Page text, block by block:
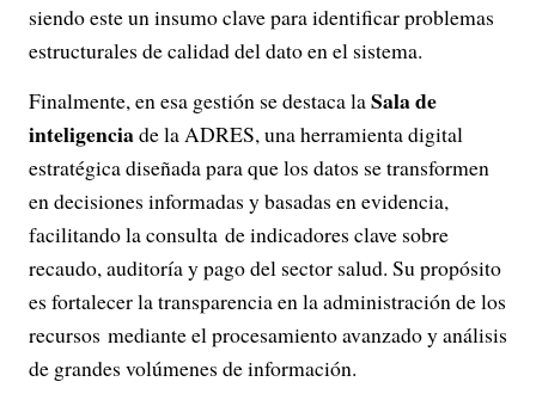
siendo este un insumo clave para identificar problemas
estructurales de calidad del dato en el sistema.
Finalmente, en esa gestión se destaca laSala de
inteligenciade la ADRES, una herramienta digital
estratégica diseñada para que los datos se transformen
en decisiones informadas y basadas en evidencia,
facilitando la consulta de indicadores clave sobre
recaudo, auditoría y pago del sector salud. Su propósito
es fortalecer la transparencia en la administración de los
recursos mediante el procesamiento avanzado y análisis
de grandes volúmenes de información.